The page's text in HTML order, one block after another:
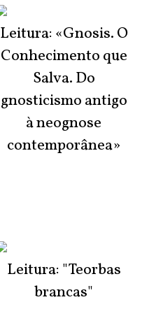
Leitura: «Gnosis. O
Conhecimento que
Salva. Do
gnosticismo antigo
à neognose
contemporânea»
Leitura: "Teorbas
brancas"